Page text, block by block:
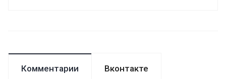
Комментарии Вконтакте